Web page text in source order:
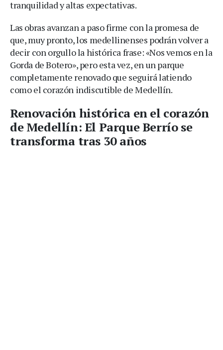
tranquilidad y altas expectativas.
Las obras avanzan a paso firme con la promesa de
que, muy pronto, los medellinenses podrán volver a
decir con orgullo la histórica frase: «Nos vemos en la
Gorda de Botero», pero esta vez, en un parque
completamente renovado que seguirá latiendo
como el corazón indiscutible de Medellín.
Renovación histórica en el corazón
de Medellín: El Parque Berrío se
transforma tras 30 años